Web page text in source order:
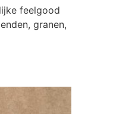
feelgood
granen,